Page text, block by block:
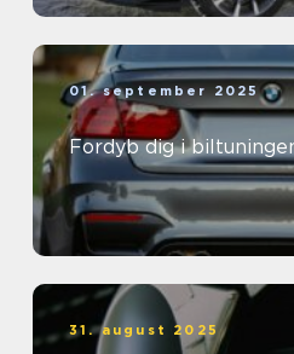
01. september 2025
Fordyb dig i
31. august 2025